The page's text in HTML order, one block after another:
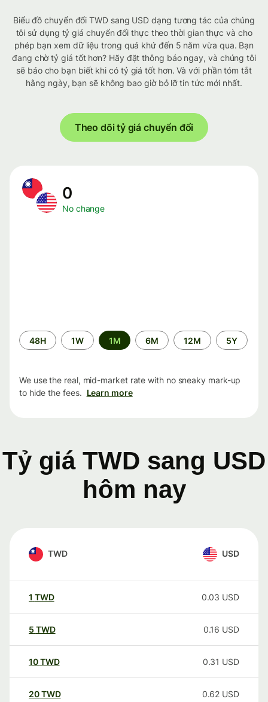
Biểu đồ chuyển đổi TWD sang USD dạng tương tác của chúng
tôi sử dụng tỷ giá chuyển đổi thực theo thời gian thực và cho
phép bạn xem dữ liệu trong quá khứ đến 5 năm vừa qua. Bạn
đang chờ tỷ giá tốt hơn? Hãy đặt thông báo ngay, và chúng tôi
sẽ báo cho bạn biết khi có tỷ giá tốt hơn. Và với phần tóm tắt
hằng ngày, bạn sẽ không bao giờ bỏ lỡ tin tức mới nhất.
Theo dõi tỷ giá chuyển đổi
0
No change
Time
period
48H 1W 1M 6M 12M 5Y
We use the real, mid-market rate with no sneaky mark-up
to hide the fees. Learn more
Tỷ giá TWD sang USD
hôm nay
TWD USD
1 TWD 0.03 USD
5 TWD 0.16 USD
10TWD 0.31 USD
20TWD 0.62 USD